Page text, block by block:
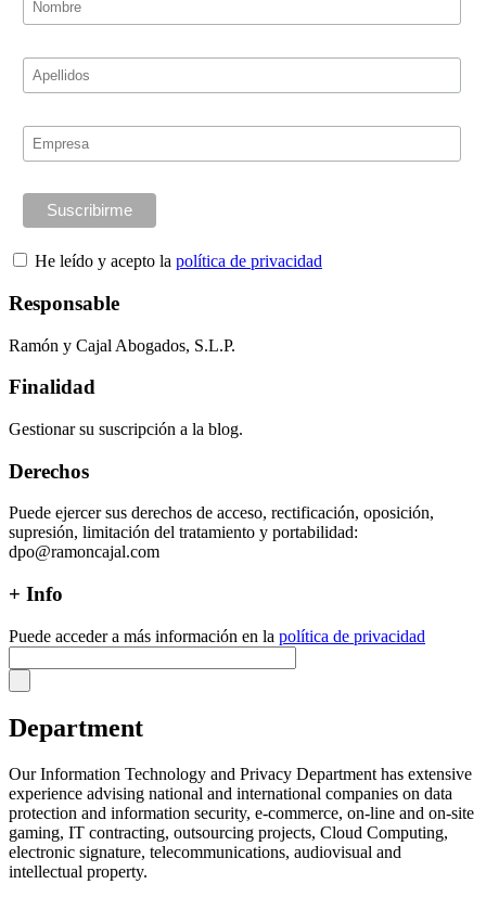
He leído y acepto la política de privacidad
Responsable
Ramón y Cajal Abogados, S.L.P.
Finalidad
Gestionar su suscripción a la blog.
Derechos
Puede ejercer sus derechos de acceso, rectificación, oposición,
supresión, limitación del tratamiento y portabilidad:
dpo@ramoncajal.com
+ Info
Puede acceder a más información en la política de privacidad
Department
Our Information Technology and Privacy Department has extensive
experience advising national and international companies on data
protection and information security, e-commerce, on-line and on-site
gaming, IT contracting, outsourcing projects, Cloud Computing,
electronic signature, telecommunications, audiovisual and
intellectual property.